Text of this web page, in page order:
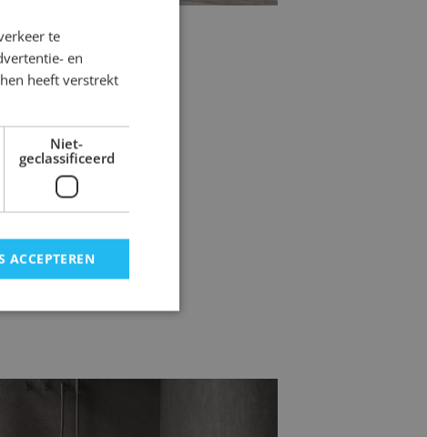
te
en
heeft verstrekt
Niet-
geclassificeerd
ACCEPTEREN